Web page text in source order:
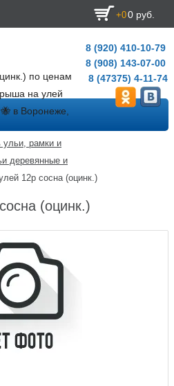
+00 руб.
по ценам
на улей
в Воронеже,
8 (920) 410-10-79
8 (908) 143-07-00
8 (47375) 4-11-74
ульи, рамки и
деревянные и
12р сосна (оцинк.)
(оцинк.)